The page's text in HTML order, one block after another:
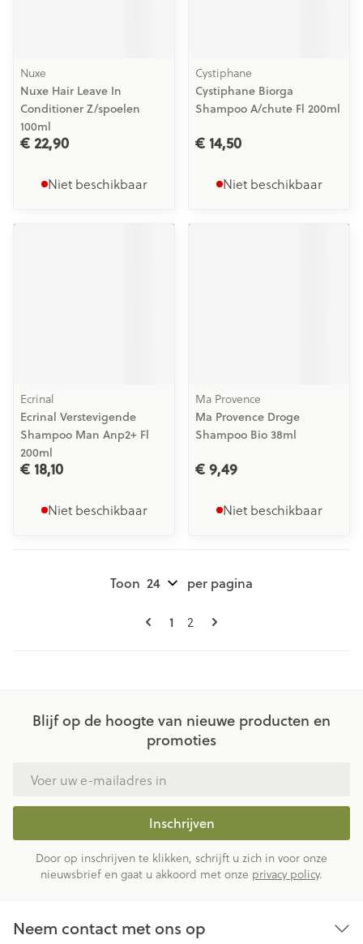
Nuxe
Nuxe Hair Leave In
Conditioner Z/spoelen
100ml
€ 22,90
Niet beschikbaar
Cystiphane
Cystiphane Biorga
Shampoo A/chute Fl 200ml
€ 14,50
Niet beschikbaar
Ecrinal
Ecrinal Verstevigende
Shampoo Man Anp2+ Fl
200ml
€ 18,10
Niet beschikbaar
Ma Provence
Ma Provence Droge
Shampoo Bio 38ml
€ 9,49
Niet beschikbaar
Pagina's
U lees momenteel pagina
1 Pagina
2
Toon per pagina
Blijf op de hoogte van nieuwe producten en
promoties
Inschrijven
Door op inschrijven te klikken, schrijft u zich in voor onze
nieuwsbrief en gaat u akkoord met onze privacy policy.
Neem contact met ons op